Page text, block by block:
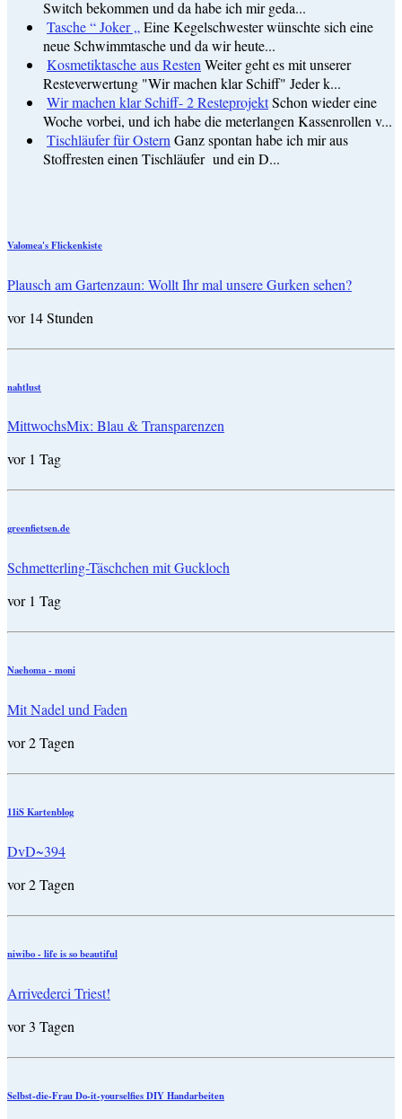
Switch bekommen und da habe ich mir geda...
Tasche “ Joker „ Eine Kegelschwester wünschte sich eine
neue Schwimmtasche und da wir heute...
Kosmetiktasche aus Resten Weiter geht es mit unserer
Resteverwertung "Wir machen klar Schiff" Jeder k...
Wir machen klar Schiff- 2 ResteprojektSchon wieder eine
Woche vorbei, und ich habe die meterlangen Kassenrollen v...
Tischläufer für Ostern Ganz spontan habe ich mir aus
Stoffresten einen Tischläufer und ein D...
Valomea's Flickenkiste
Plausch am Gartenzaun: Wollt Ihr mal unsere Gurken sehen?
vor 14 Stunden
nahtlust
MittwochsMix: Blau & Transparenzen
vor 1 Tag
greenfietsen.de
Schmetterling-Täschchen mit Guckloch
vor 1 Tag
Naehoma - moni
Mit Nadel und Faden
vor 2 Tagen
11iS Kartenblog
DvD~394
vor 2 Tagen
niwibo - life is so beautiful
Arrivederci Triest!
vor 3 Tagen
Selbst-die-Frau Do-it-yourselfies DIY Handarbeiten